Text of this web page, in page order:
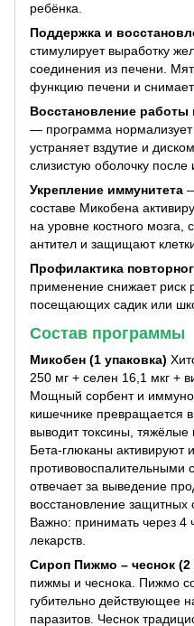
ребёнка.
Поддержка и
стимулирует выработку
соединения из печени.
функцию печени и
Восстановление
— программа нормализует
устраняет вздутие и
слизистую оболочку после
Укрепление иммунитета
составе Микобена
на уровне костного мозга,
антител и защищают
Профилактика
применение снижает риск
посещающих садик или
Состав программы
Микобен (1 упаковка)
250 мг + селен 16,1 мкг +
Мощный сорбент и
кишечнике превращается
выводит токсины,
Бета-глюканы активируют
противовоспалительными
отвечает за выведение
восстановление защитных
Важно: принимать через 4
лекарств.
Сироп Пижмо – чеснок (2
пижмы и чеснока. Пижмо
губительно действующее
паразитов. Чеснок